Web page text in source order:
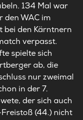
134 Mal war
WAC im
bei den Kärntnern
verpasst.
spielte sich
ab, die
nur zweimal
in der 7.
der sich auch
(44.) nicht